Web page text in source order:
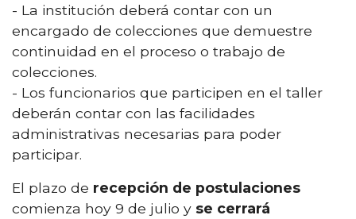
- La institución deberá contar con un
encargado de colecciones que demuestre
continuidad en el proceso o trabajo de
colecciones.
- Los funcionarios que participen en el taller
deberán contar con las facilidades
administrativas necesarias para poder
participar.
El plazo de recepción de postulaciones
comienza hoy 9 de julio y se cerrará